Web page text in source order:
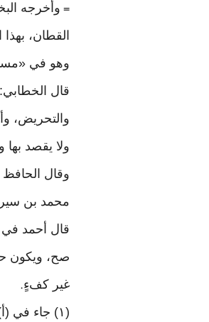
=
القطان، بهذا
وهو في «مسند أحمد» (٩٥٢١)،
قال
والتحريض،
ولا يقصد بها
محمد بن
قال أحمد في
صح، ويكون
غير كفءٍ.
(١) جاء في (أ) و(ب) و(ج): «بكرٌ أم ثيّبٌ» بالرفع، والمثبت من (هـ)، وهو الموافق لما في «مسند أحمد